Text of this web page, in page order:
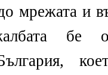
мрежата и
бе